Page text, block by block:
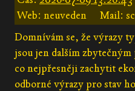
Web: neuveden
Mail:
Domnívám se, že výrazy
jsou jen dalším
co nejpřesněji zachytit
odborné výrazy pro stav